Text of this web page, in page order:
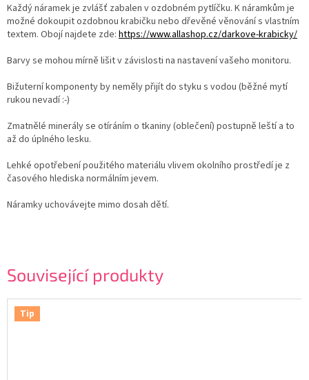
Související produkty
Tip
Každý náramek je zvlášť zabalen v ozdobném pytlíčku. K náramkům je
možné dokoupit ozdobnou krabičku nebo dřevěné věnování s vlastním
textem. Obojí najdete zde: https://www.allashop.cz/darkove-krabicky/
Barvy se mohou mírně lišit v závislosti na nastavení vašeho monitoru.
Bižuterní komponenty by neměly přijít do styku s vodou (běžné mytí
rukou nevadí :-)
Zmatnělé minerály se otíráním o tkaniny (oblečení) postupně leští a to
až do úplného lesku.
Lehké opotřebení použitého materiálu vlivem okolního prostředí je z
časového hlediska normálním jevem.
Náramky uchovávejte mimo dosah dětí.